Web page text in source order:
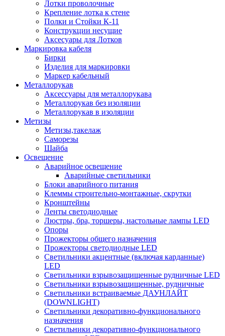
Лотки проволочные
Крепление лотка к стене
Полки и Стойки К-11
Конструкции несущие
Аксесуары для Лотков
Маркировка кабеля
Бирки
Изделия для маркировки
Маркер кабельный
Металлорукав
Аксессуары для металлорукава
Металлорукав без изоляции
Металлорукав в изоляции
Метизы
Метизы,такелаж
Саморезы
Шайба
Освещение
Аварийное освещение
Аварийные светильники
Блоки аварийного питания
Клеммы строительно-монтажные, скрутки
Кронштейны
Ленты светодиодные
Люстры, бра, торшеры, настольные лампы LED
Опоры
Прожекторы общего назначения
Прожекторы светодиодные LED
Светильники акцентные (включая карданные)
LED
Светильники взрывозащищенные рудничные LED
Светильники взрывозащищенные, рудничные
Светильники встраиваемые ДАУНЛАЙТ
(DOWNLIGHT)
Светильники декоративно-функционального
назначения
Светильники декоративно-функционального